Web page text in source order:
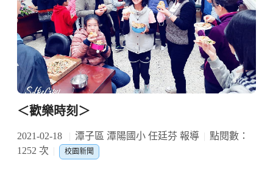
＜歡樂時刻＞
2021-02-18 潭子區 潭陽國小 任廷芬 報導
點閱數：
1252 次
校園新聞